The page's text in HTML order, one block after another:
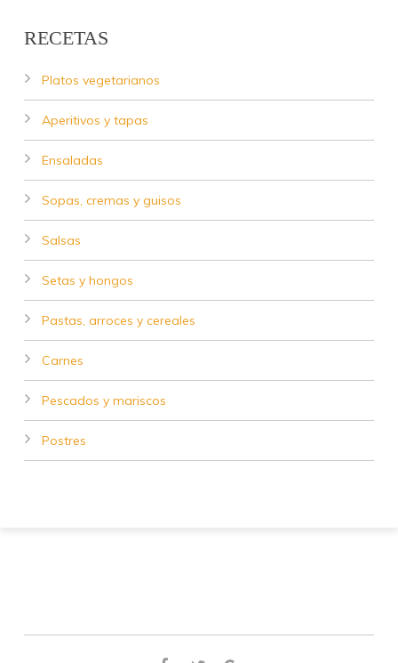
RECETAS
Platos vegetarianos
Aperitivos y tapas
Ensaladas
Sopas, cremas y guisos
Salsas
Setas y hongos
Pastas, arroces y cereales
Carnes
Pescados y mariscos
Postres